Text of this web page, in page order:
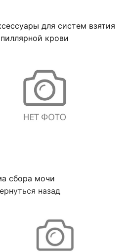
для систем взятия
крови
сбора мочи
назад